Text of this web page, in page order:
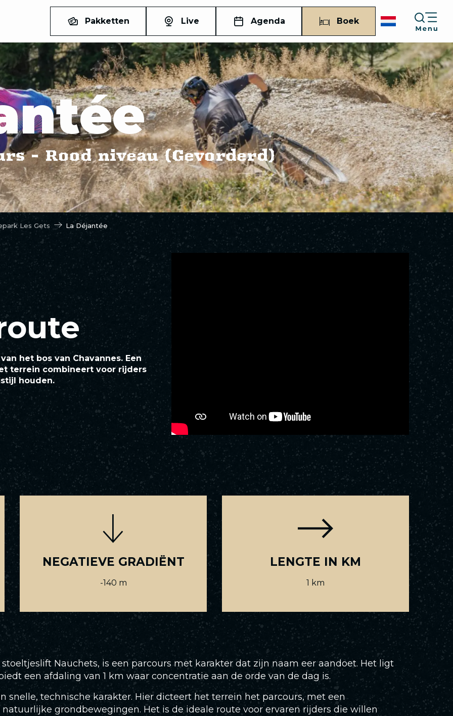
Pakketten Live Agenda Boek
- Rood niveau (Gevorderd)
Les Gets La Déjantée
het bos van Chavannes. Een
terrein combineert voor rijders
houden.
NEGATIEVE GRADIËNT
-140 m
LENGTE IN KM
1 km
Nauchets, is een parcours met karakter dat zijn naam eer aandoet. Het ligt
een afdaling van 1 km waar concentratie aan de orde van de dag is.
snelle, technische karakter. Hier dicteert het terrein het parcours, met een
grondbewegingen. Het is de ideale route voor ervaren rijders die willen